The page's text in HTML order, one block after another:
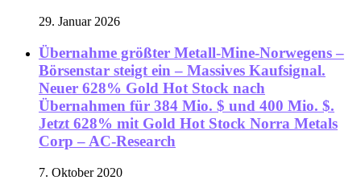
29. Januar 2026
Übernahme größter Metall-Mine-Norwegens –
Börsenstar steigt ein – Massives Kaufsignal.
Neuer 628% Gold Hot Stock nach
Übernahmen für 384 Mio. $ und 400 Mio. $.
Jetzt 628% mit Gold Hot Stock Norra Metals
Corp – AC-Research
7. Oktober 2020